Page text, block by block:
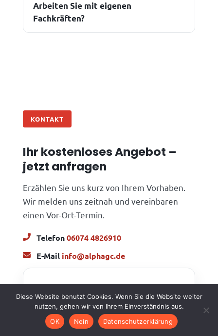
Arbeiten Sie mit eigenen
Fachkräften?
KONTAKT
Ihr kostenloses Angebot –
jetzt anfragen
Erzählen Sie uns kurz von Ihrem Vorhaben.
Wir melden uns zeitnah und vereinbaren
einen Vor-Ort-Termin.
Telefon06074 4826910
E-Mail info@alphagc.de
Kostenloses Angebot
anfordern
Schildern Sie uns kurz Ihr Vorhaben –
Diese Website benutzt Cookies. Wenn Sie die Website weiter
nutzen, gehen wir von Ihrem Einverständnis aus.
OK
Nein Datenschutzerklärung